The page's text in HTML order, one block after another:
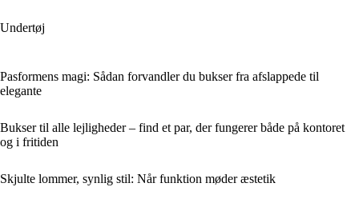
Undertøj
Pasformens magi: Sådan forvandler du bukser fra afslappede til
elegante
Bukser til alle lejligheder – find et par, der fungerer både på kontoret
og i fritiden
Skjulte lommer, synlig stil: Når funktion møder æstetik